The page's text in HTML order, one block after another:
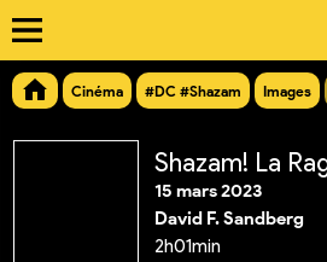
Cinéma #DC #Shazam Images
Shazam! La
15 mars 2023
David F. Sandberg
2h01min